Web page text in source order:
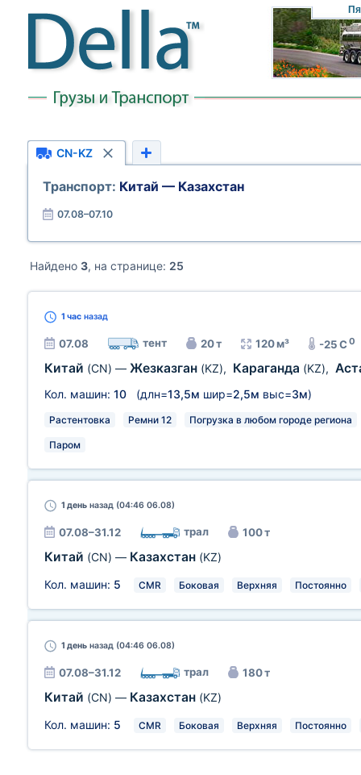
CN-KZ
Транспорт: Китай — Казахстан
07.08–07.10
Найдено 3, на странице: 25
1 час назад
07.08 тент 20 т 120 м³ -25 C0
Китай (CN) — Жезказган (KZ), Караганда (KZ),
Кол. машин: 10 (длн=13,5м шир=2,5м выс=3м)
Растентовка Ремни 12 Погрузка в любом городе региона
Паром
1 день назад (04:46 06.08)
07.08–31.12 трал 100 т
Китай (CN) — Казахстан (KZ)
Кол. машин: 5 CMR Боковая Верхняя Постоянно
1 день назад (04:46 06.08)
07.08–31.12 трал 180 т
Китай (CN) — Казахстан (KZ)
Кол. машин: 5 CMR Боковая Верхняя Постоянно